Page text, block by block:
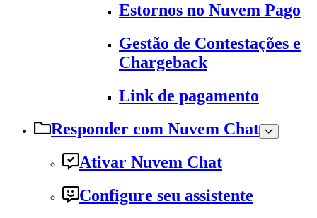
Estornos no Nuvem Pago
Gestão de Contestações e
Chargeback
Link de pagamento
Responder com Nuvem Chat
Ativar Nuvem Chat
Configure seu assistente